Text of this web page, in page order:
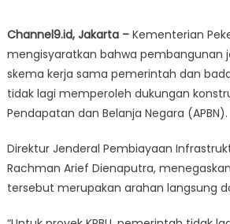
Channel9.id, Jakarta – Kementerian
mengisyaratkan bahwa pembangunan
skema kerja sama pemerintah dan
tidak lagi memperoleh dukungan
Pendapatan dan Belanja Negara (APBN).
Direktur Jenderal Pembiayaan
Rachman Arief Dienaputra,
tersebut merupakan arahan langsung